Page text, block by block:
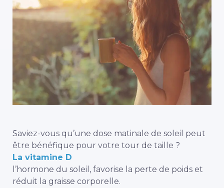
Saviez-vous qu’une dose matinale de soleil peut
être bénéfique pour votre tour de taille ?
La vitamine D
l’hormone du soleil, favorise la perte de poids et
réduit la graisse corporelle.